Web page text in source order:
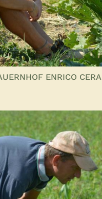
ENRICO CERA